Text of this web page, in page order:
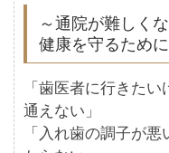
～通院が難しく
健康を守るために
「歯医者に行きた
通えない」
「入れ歯の調子が